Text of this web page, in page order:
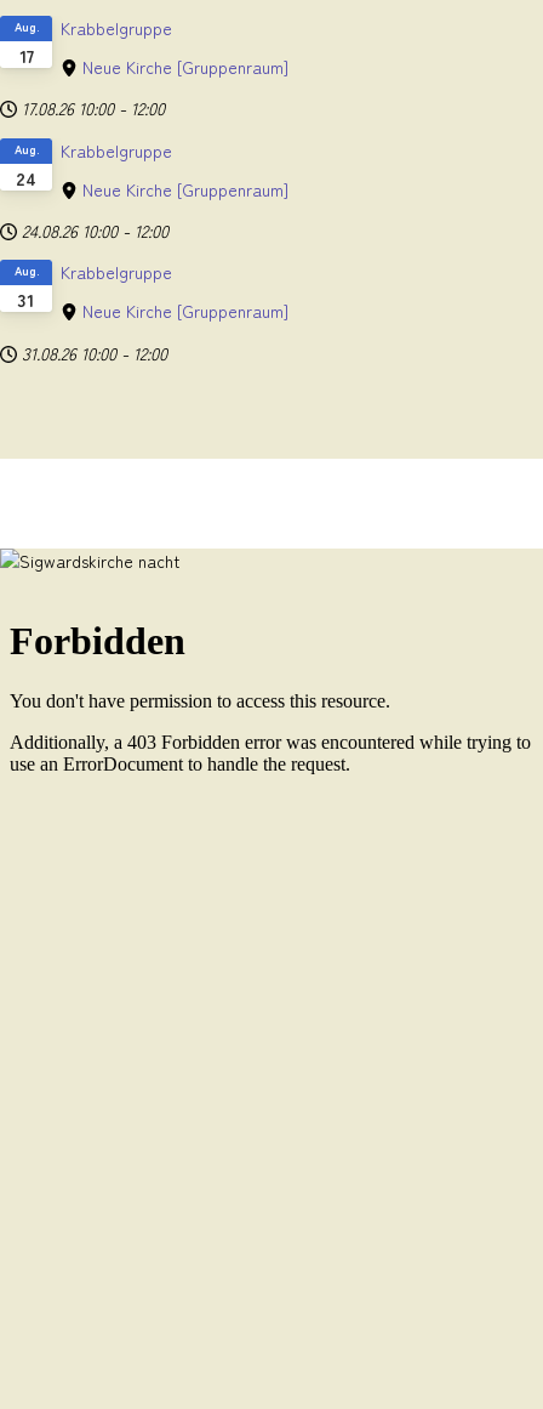
17
Aug.
Krabbelgruppe
Neue Kirche [Gruppenraum]
17.08.26 10:00 - 12:00
24
Aug.
Krabbelgruppe
Neue Kirche [Gruppenraum]
24.08.26 10:00 - 12:00
31
Aug.
Krabbelgruppe
Neue Kirche [Gruppenraum]
31.08.26 10:00 - 12:00